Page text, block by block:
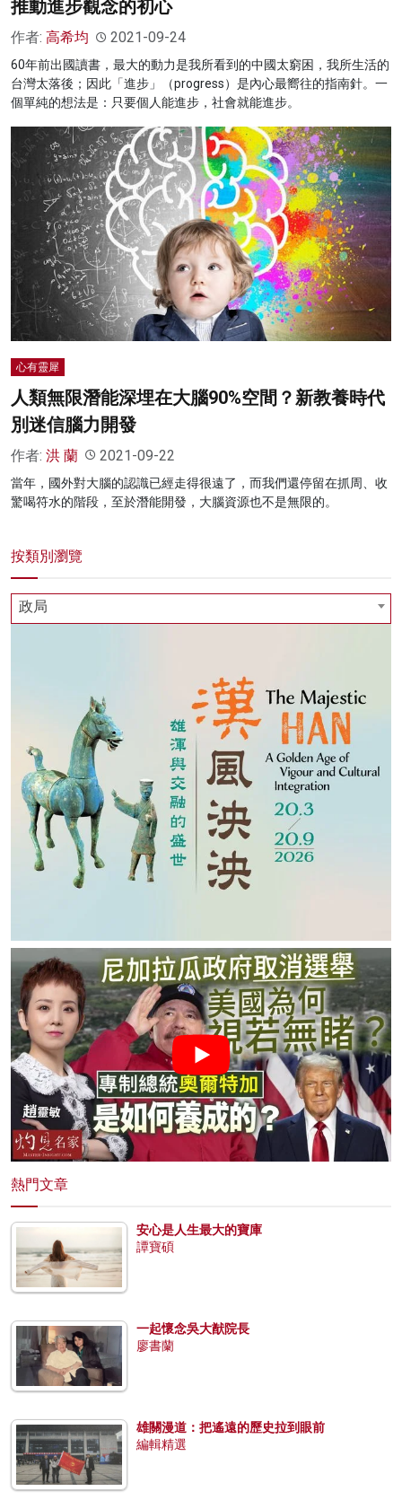
推動進步觀念的初心
作者: 高希均 2021-09-24
60年前出國讀書，最大的動力是我所看到的中國太窮困，我所生活的
台灣太落後；因此「進步」（progress）是內心最嚮往的指南針。一
個單純的想法是：只要個人能進步，社會就能進步。
心有靈犀
人類無限潛能深埋在大腦90%空間？新教養時代
別迷信腦力開發
作者: 洪 蘭 2021-09-22
當年，國外對大腦的認識已經走得很遠了，而我們還停留在抓周、收
驚喝符水的階段，至於潛能開發，大腦資源也不是無限的。
按類別瀏覽
政局
熱門文章
安心是人生最大的寶庫
譚寶碩
一起懷念吳大猷院長
廖書蘭
雄關漫道：把遙遠的歷史拉到眼前
編輯精選